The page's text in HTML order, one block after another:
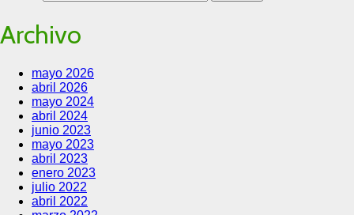
Archivo
mayo 2026
abril 2026
mayo 2024
abril 2024
junio 2023
mayo 2023
abril 2023
enero 2023
julio 2022
abril 2022